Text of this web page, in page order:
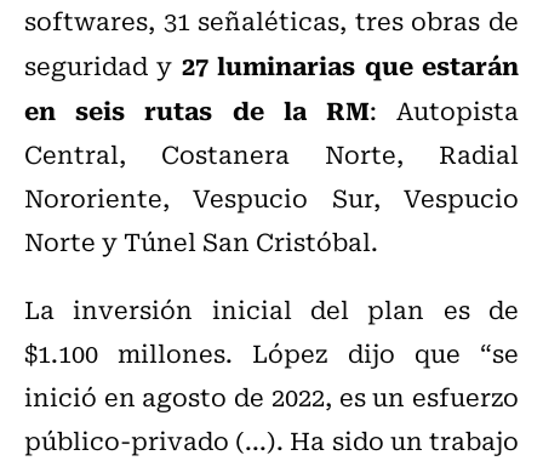
softwares, 31 señaléticas, tres obras de
seguridad y 27 luminarias que estarán
en seis rutas de la RM: Autopista
Central, Costanera Norte, Radial
Nororiente, Vespucio Sur, Vespucio
Norte y Túnel San Cristóbal.
La inversión inicial del plan es de
$1.100 millones. López dijo que “se
inició en agosto de 2022, es un esfuerzo
público-privado (...). Ha sido un trabajo